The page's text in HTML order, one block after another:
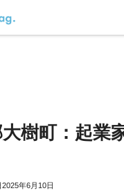
樹町：起業
2025年6月10日